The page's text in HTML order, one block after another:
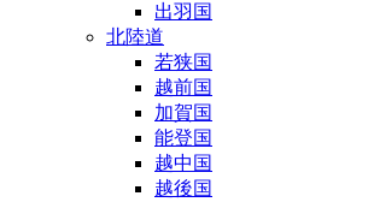
出羽国
北陸道
若狭国
越前国
加賀国
能登国
越中国
越後国